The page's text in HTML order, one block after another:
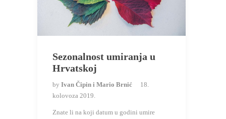
Sezonalnost umiranja u
Hrvatskoj
by Ivan Čipin i Mario Brnić
18.
kolovoza 2019.
Znate li na koji datum u godini umire